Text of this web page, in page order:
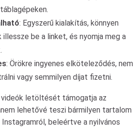
: Egyszerű kialakítás, könnyen
illessze be a linket, és nyomja meg a
: Örökre ingyenes elköteleződés, nem
vagy semmilyen díjat fizetni.
videók letöltését támogatja az
lehetővé teszi bármilyen tartalom
beleértve a nyilvános